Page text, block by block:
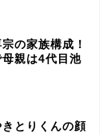
の家族構成！
親は4代目池
きとりくんの顔